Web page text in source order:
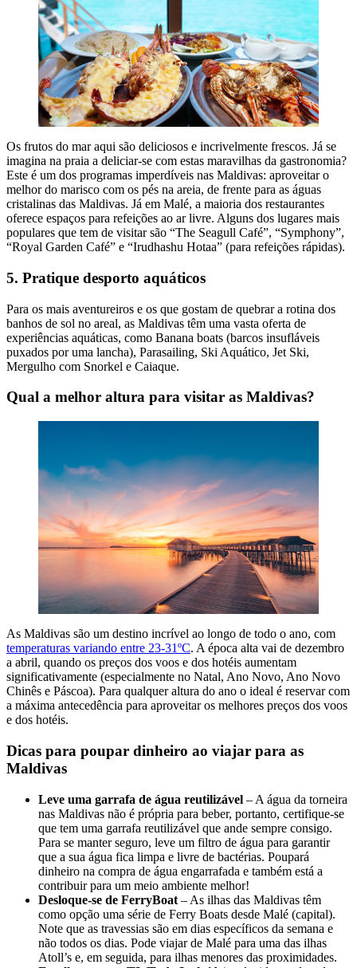
Os frutos do mar aqui são deliciosos e incrivelmente frescos. Já se
imagina na praia a deliciar-se com estas maravilhas da gastronomia?
Este é um dos programas imperdíveis nas Maldivas: aproveitar o
melhor do marisco com os pés na areia, de frente para as águas
cristalinas das Maldivas. Já em Malé, a maioria dos restaurantes
oferece espaços para refeições ao ar livre. Alguns dos lugares mais
populares que tem de visitar são “The Seagull Café”, “Symphony”,
“Royal Garden Café” e “Irudhashu Hotaa” (para refeições rápidas).
5. Pratique desporto aquáticos
Para os mais aventureiros e os que gostam de quebrar a rotina dos
banhos de sol no areal, as Maldivas têm uma vasta oferta de
experiências aquáticas, como Banana boats (barcos insufláveis
puxados por uma lancha), Parasailing, Ski Aquático, Jet Ski,
Mergulho com Snorkel e Caiaque.
Qual a melhor altura para visitar as Maldivas?
As Maldivas são um destino incrível ao longo de todo o ano, com
temperaturas variando entre 23-31ºC. A época alta vai de dezembro
a abril, quando os preços dos voos e dos hotéis aumentam
significativamente (especialmente no Natal, Ano Novo, Ano Novo
Chinês e Páscoa). Para qualquer altura do ano o ideal é reservar com
a máxima antecedência para aproveitar os melhores preços dos voos
e dos hotéis.
Dicas para poupar dinheiro ao viajar para as
Maldivas
Leve uma garrafa de água reutilizável – A água da torneira
nas Maldivas não é própria para beber, portanto, certifique-se
que tem uma garrafa reutilizável que ande sempre consigo.
Para se manter seguro, leve um filtro de água para garantir
que a sua água fica limpa e livre de bactérias. Poupará
dinheiro na compra de água engarrafada e também está a
contribuir para um meio ambiente melhor!
Desloque-se de FerryBoat – As ilhas das Maldivas têm
como opção uma série de Ferry Boats desde Malé (capital).
Note que as travessias são em dias específicos da semana e
não todos os dias. Pode viajar de Malé para uma das ilhas
Atoll’s e, em seguida, para ilhas menores das proximidades.